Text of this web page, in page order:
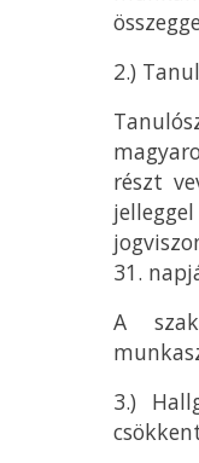
2.)
részt
31.
A
3.)